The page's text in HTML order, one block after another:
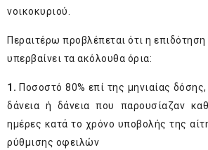
νοικοκυριού.
Περαιτέρω προβλέπεται ότι η
υπερβαίνει τα ακόλουθα όρια:
1. Ποσοστό 80% επί της μηνιαίας
δάνεια ή δάνεια που παρουσίαζαν
ημέρες κατά το χρόνο υποβολής της
ρύθμισης οφειλών